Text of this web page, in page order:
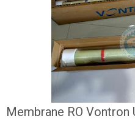
Membrane RO Vontron